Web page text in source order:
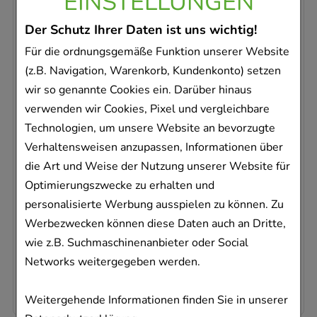
Der Schutz Ihrer Daten ist uns wichtig!
Für die ordnungsgemäße Funktion unserer Website
(z.B. Navigation, Warenkorb, Kundenkonto) setzen
wir so genannte Cookies ein. Darüber hinaus
verwenden wir Cookies, Pixel und vergleichbare
Technologien, um unsere Website an bevorzugte
Verhaltensweisen anzupassen, Informationen über
die Art und Weise der Nutzung unserer Website für
Optimierungszwecke zu erhalten und
personalisierte Werbung ausspielen zu können. Zu
Werbezwecken können diese Daten auch an Dritte,
wie z.B. Suchmaschinenanbieter oder Social
Networks weitergegeben werden.
Weitergehende Informationen finden Sie in unserer
VICHY PURETE Thermale Demaq Integral
3in1 Milch
L'Oreal Deutschland GmbH Geschäftsbereich VICHY
300ml
Milch
06569847
Dieses Produkt ist zur Zeit nicht verfügbar
16,42 €¹
AVP : 18,50 €
54,73 €pro 1 l